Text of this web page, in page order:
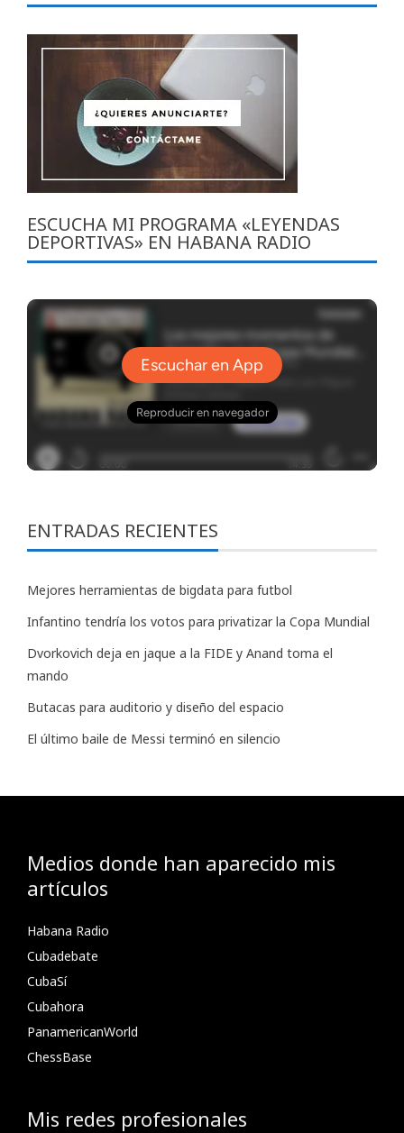
ESCUCHA MI PROGRAMA «LEYENDAS
DEPORTIVAS» EN HABANA RADIO
ENTRADAS RECIENTES
Mejores herramientas de bigdata para futbol
Infantino tendría los votos para privatizar la Copa Mundial
Dvorkovich deja en jaque a la FIDE y Anand toma el
mando
Butacas para auditorio y diseño del espacio
El último baile de Messi terminó en silencio
Medios donde han aparecido mis
artículos
Habana Radio
Cubadebate
CubaSí
Cubahora
PanamericanWorld
ChessBase
Mis redes profesionales